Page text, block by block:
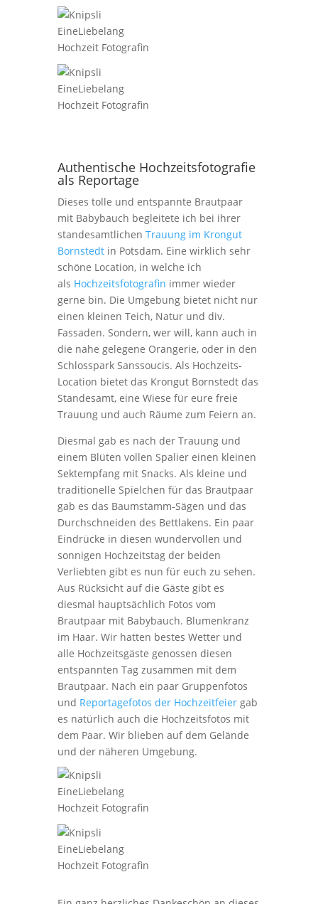
Authentische Hochzeitsfotografie
als Reportage
Dieses tolle und entspannte Brautpaar
mit Babybauch begleitete ich bei ihrer
standesamtlichen Trauung im Krongut
Bornstedt in Potsdam. Eine wirklich sehr
schöne Location, in welche ich
als Hochzeitsfotografin immer wieder
gerne bin. Die Umgebung bietet nicht nur
einen kleinen Teich, Natur und div.
Fassaden. Sondern, wer will, kann auch in
die nahe gelegene Orangerie, oder in den
Schlosspark Sanssoucis. Als Hochzeits-
Location bietet das Krongut Bornstedt das
Standesamt, eine Wiese für eure freie
Trauung und auch Räume zum Feiern an.
Diesmal gab es nach der Trauung und
einem Blüten vollen Spalier einen kleinen
Sektempfang mit Snacks. Als kleine und
traditionelle Spielchen für das Brautpaar
gab es das Baumstamm-Sägen und das
Durchschneiden des Bettlakens. Ein paar
Eindrücke in diesen wundervollen und
sonnigen Hochzeitstag der beiden
Verliebten gibt es nun für euch zu sehen.
Aus Rücksicht auf die Gäste gibt es
diesmal hauptsächlich Fotos vom
Brautpaar mit Babybauch. Blumenkranz
im Haar. Wir hatten bestes Wetter und
alle Hochzeitsgäste genossen diesen
entspannten Tag zusammen mit dem
Brautpaar. Nach ein paar Gruppenfotos
und Reportagefotos der Hochzeitfeier gab
es natürlich auch die Hochzeitsfotos mit
dem Paar. Wir blieben auf dem Gelände
und der näheren Umgebung.